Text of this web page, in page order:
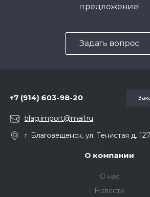
предложение!
Задать вопрос
+7 (914) 603-98-20
blag.import@mail.ru
г. Благовещенск, ул. Тенистая д. 127
О компании
О нас
Новости